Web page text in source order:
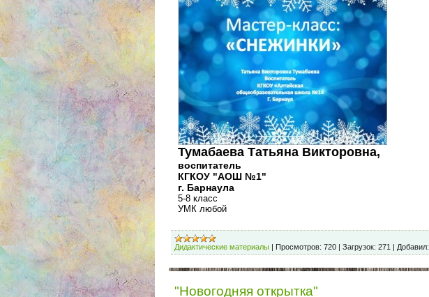
Тумабаева Татьяна Викторовна,
воспитатель
КГКОУ "АОШ №1"
г. Барнаула
5-8 класс
УМК любой
Дидактические материалы | Просмотров: 720 | Загрузок: 271 | Добавил:
"Новогодняя открытка"